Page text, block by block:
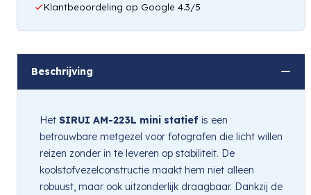
Klantbeoordeling op Google 4.3/5
Beschrijving
Het SIRUI AM-223L mini statief is een
betrouwbare metgezel voor fotografen die licht willen
reizen zonder in te leveren op stabiliteit. De
koolstofvezelconstructie maakt hem niet alleen
robuust, maar ook uitzonderlijk draagbaar. Dankzij de